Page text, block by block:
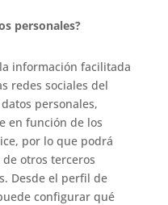
personales?
información facilitada
redes sociales del
datos personales,
en función de los
por lo que podrá
otros terceros
Desde el perfil de
configurar qué